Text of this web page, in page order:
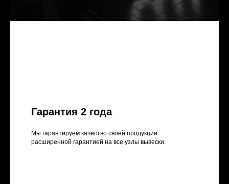
Гарантия 2 года
Мы гарантируем качество своей продукции
расширенной гарантией на все узлы вывески.